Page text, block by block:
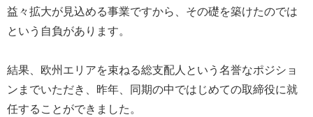
益々拡大が見込める事業ですから、その礎を築けたのでは
という自負があります。
結果、欧州エリアを束ねる総支配人という名誉なポジショ
ンまでいただき、昨年、同期の中ではじめての取締役に就
任することができました。